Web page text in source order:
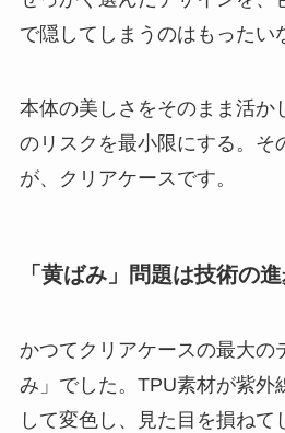
で隠してしまうのはもったい
本体の美しさをそのまま活か
のリスクを最小限にする。そ
が、クリアケースです。
「黄ばみ」問題は技術の
かつてクリアケースの最大の
み」でした。TPU素材が紫外
して変色し、見た目を損ねて